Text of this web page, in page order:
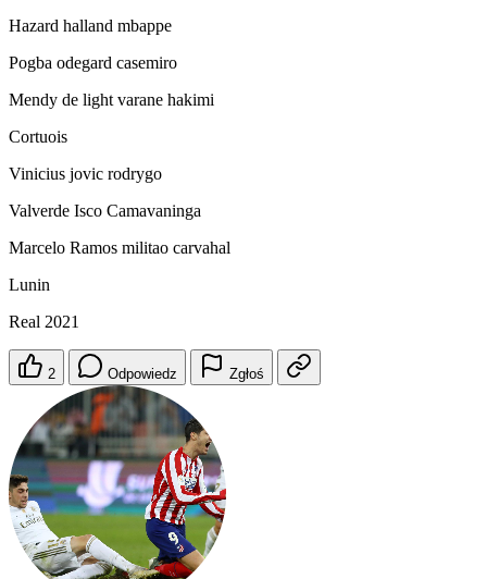
Hazard halland mbappe
Pogba odegard casemiro
Mendy de light varane hakimi
Cortuois
Vinicius jovic rodrygo
Valverde Isco Camavaninga
Marcelo Ramos militao carvahal
Lunin
Real 2021
2 Odpowiedz Zgłoś